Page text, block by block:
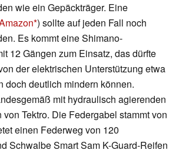
wie ein Gepäckträger. Eine
) sollte auf jeden Fall noch
Es kommt eine Shimano-
12 Gängen zum Einsatz, das dürfte
der elektrischen Unterstützung etwa
doch deutlich mindern können.
mit hydraulisch agierenden
Tektro. Die Federgabel stammt von
einen Federweg von 120
Schwalbe Smart Sam K-Guard-Reifen